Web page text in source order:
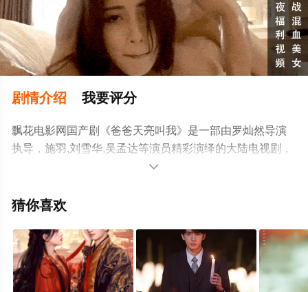
剧情介绍 我要评分
飘花电影网国产剧《爸爸天亮叫我》是一部由罗灿然导演
执导，施羽,刘雪华,吴孟达等演员精彩演绎的大陆电视剧，
大结局剧情已揭晓（1-41全集），手机免费在线观看高清
移步至豆瓣电视剧、电视猫或剧情网等平台了解。

猜你喜欢